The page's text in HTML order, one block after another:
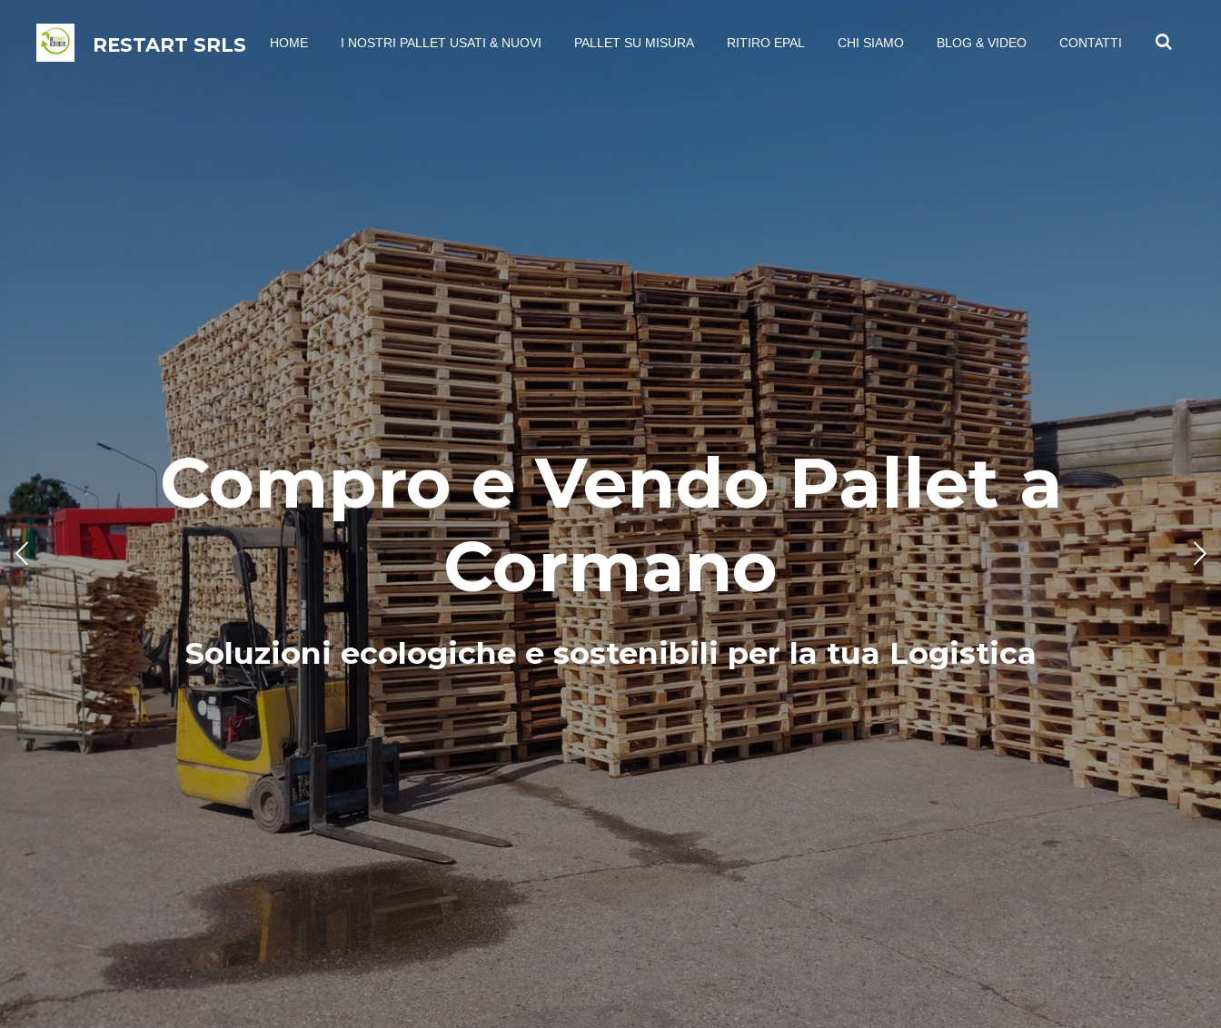
RESTART SRLS HOME I NOSTRI PALLET USATI & NUOVI PALLET SU MISURA RITIRO EPAL CHI SIAMO BLOG & VIDEO CONTATTI
Compro e Vendo Pallet a
Cormano
Soluzioni ecologiche e sostenibili per la tua Logistica